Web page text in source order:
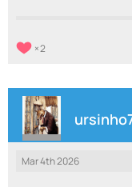
2
Mar 4th 2026